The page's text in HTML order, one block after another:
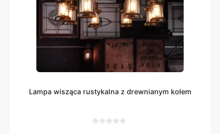
Lampa wisząca rustykalna z drewnianym kołem